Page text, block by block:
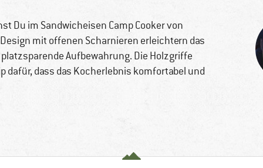
Du im Sandwicheisen Camp Cooker von
mit offenen Scharnieren erleichtern das
Aufbewahrung. Die Holzgriffe
dafür, dass das Kocherlebnis komfortabel und